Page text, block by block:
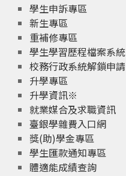
學生申訴專區
新生專區
重補修專區
學生學習歷程檔案系統
校務行政系統解鎖申請
升學專區
升學資訊※
就業媒合及求職資訊
臺銀學雜費入口網
獎(助)學金專區
學生匯款通知專區
體適能成績查詢